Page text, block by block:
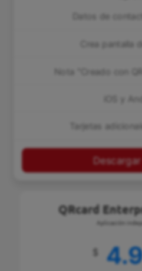
Datos de
Crea pantalla
Nota "Creado con
Tarjetas
QRcard
Aplicación